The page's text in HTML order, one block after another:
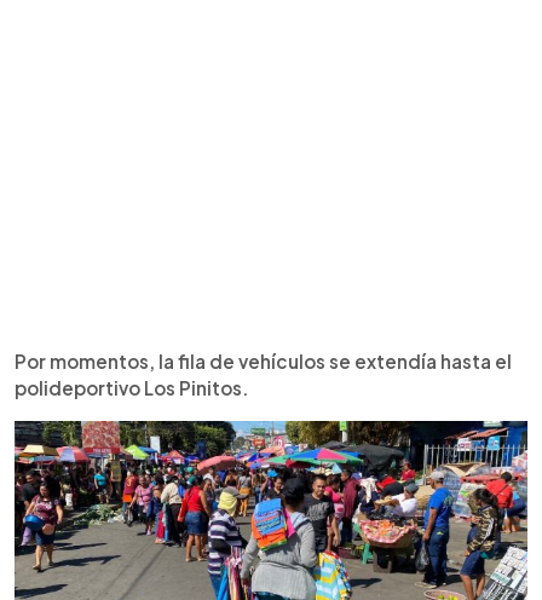
Por momentos, la fila de vehículos se extendía hasta el
polideportivo Los Pinitos.